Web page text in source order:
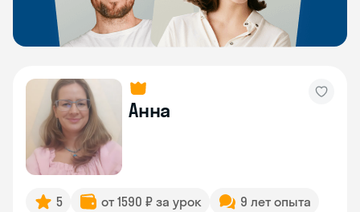
Анна
5 от 1590 ₽ за урок
9 лет опыта